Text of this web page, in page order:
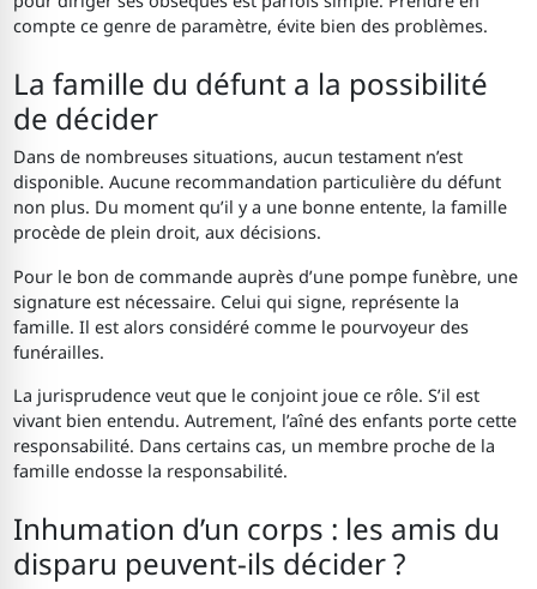
compte ce genre de paramètre, évite bien des problèmes.
La famille du défunt a la possibilité
de décider
Dans de nombreuses situations, aucun testament n’est
disponible. Aucune recommandation particulière du défunt
non plus. Du moment qu’il y a une bonne entente, la famille
procède de plein droit, aux décisions.
Pour le bon de commande auprès d’une pompe funèbre, une
signature est nécessaire. Celui qui signe, représente la
famille. Il est alors considéré comme le pourvoyeur des
funérailles.
La jurisprudence veut que le conjoint joue ce rôle. S’il est
vivant bien entendu. Autrement, l’aîné des enfants porte cette
responsabilité. Dans certains cas, un membre proche de la
famille endosse la responsabilité.
Inhumation d’un corps : les amis du
disparu peuvent-ils décider ?